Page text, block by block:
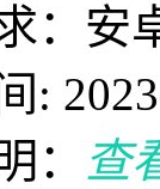
：安
:
：
查